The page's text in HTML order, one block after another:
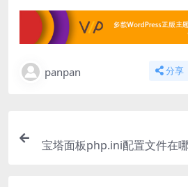
panpan 分享
宝塔面板php.ini配置文件在